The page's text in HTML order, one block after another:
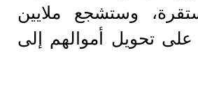
وستشجع ملايين
عملاء PayPal على تحويل أموالهم إلى